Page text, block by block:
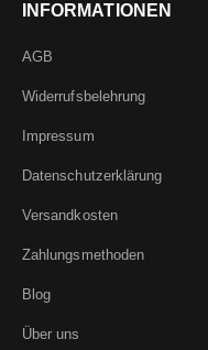
INFORMATIONEN
AGB
Widerrufsbelehrung
Impressum
Datenschutzerklärung
Versandkosten
Zahlungsmethoden
Blog
Über uns